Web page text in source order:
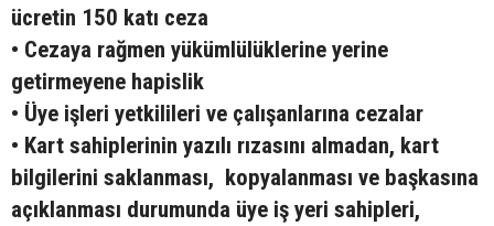
ücretin 150 katı ceza
• Cezaya rağmen yükümlülüklerine yerine
getirmeyene hapislik
• Üye işleri yetkilileri ve çalışanlarına cezalar
• Kart sahiplerinin yazılı rızasını almadan, kart
bilgilerini saklanması, kopyalanması ve başkasına
açıklanması durumunda üye iş yeri sahipleri,